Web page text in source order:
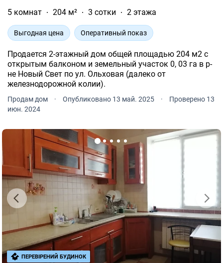
5 комнат
204 м² 3 сотки 2 этажа
Выгодная цена Оперативный показ
Продается 2-этажный дом общей площадью 204 м2 с
открытым балконом и земельный участок 0, 03 га в р-
не Новый Свет по ул. Ольховая (далеко от
железнодорожной колии).
Продам дом · Опубликовано 13 май. 2025 ·
Проверено 13
июн. 2024
ПЕРЕВІРЕНИЙ БУДИНОК